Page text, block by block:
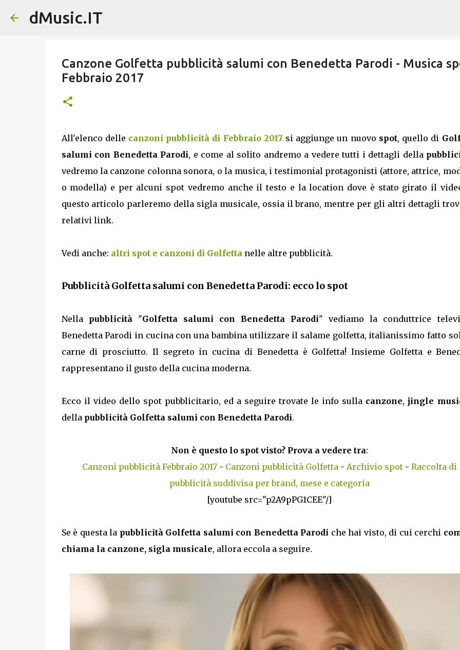
dMusic.IT
Canzone Golfetta pubblicità salumi con Benedetta Parodi - Musica
Febbraio 2017
All'elenco delle canzoni pubblicità di Febbraio 2017 si aggiunge un nuovo spot, quello di
salumi con Benedetta Parodi, e come al solito andremo a vedere tutti i dettagli della
vedremo la canzone colonna sonora, o la musica, i testimonial protagonisti (attore, attrice,
o modella) e per alcuni spot vedremo anche il testo e la location dove è stato girato il
questo articolo parleremo della sigla musicale, ossia il brano, mentre per gli altri dettagli
relativi link.
Vedi anche: altri spot e canzoni di Golfettanelle altre pubblicità.
Pubblicità Golfetta salumi con Benedetta Parodi: ecco lo spot
Nella pubblicità"Golfetta salumi con Benedetta Parodi" vediamo la conduttrice
Benedetta Parodi in cucina con una bambina utilizzare il salame golfetta, italianissimo fatto
carne di prosciutto. Il segreto in cucina di Benedetta è Golfetta! Insieme Golfetta e
rappresentano il gusto della cucina moderna.
Ecco il video dello spot pubblicitario, ed a seguire trovate le info sulla canzone,jingle
della pubblicità Golfetta salumi con Benedetta Parodi.
Non è questo lo spot visto? Prova a vedere tra:
Canzoni pubblicità Febbraio 2017- Canzoni pubblicità Golfetta- Archivio spot- Raccolta di
pubblicità suddivisa per brand, mese e categoria
[youtube src="p2A9pPG1CEE"/]
Se è questa la pubblicità Golfetta salumi con Benedetta Parodi che hai visto, di cui cerchi
chiama la canzone, sigla musicale, allora eccola a seguire.